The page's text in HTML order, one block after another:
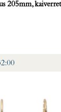
205mm,